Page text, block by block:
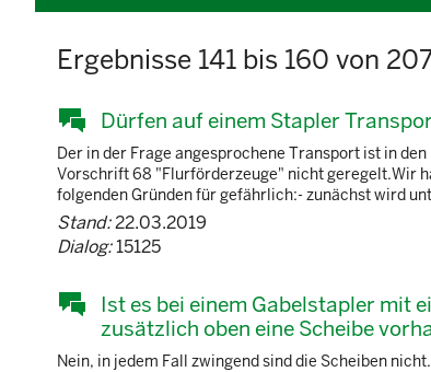
Ergebnisse 141 bis 160 von
Dürfen auf einem Stapler
Der in der Frage angesprochene Transport ist in
Vorschrift 68 "Flurförderzeuge" nicht geregelt.Wir
folgenden Gründen für gefährlich:- zunächst wird
Stand:22.03.2019
Dialog:15125
Ist es bei einem Gabelstapler mit
zusätzlich oben eine Scheibe
Nein, in jedem Fall zwingend sind die Scheiben